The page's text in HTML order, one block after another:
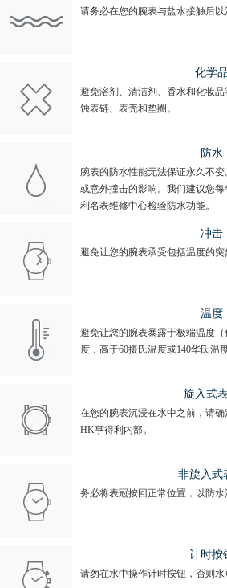
请务必在您的腕表与盐水接触后以
化学品
避免溶剂、清洁剂、香水和化妆
蚀表链、表壳和垫圈。
防水
腕表的防水性能无法保证永久不
或意外撞击的影响。我们建议您
利名表维修中心检验防水功能。
冲击
避免让您的腕表承受包括温度的突
温度
避免让您的腕表暴露于极端温度
度，高于60摄氏温度或140华氏温
旋入式
在您的腕表沉浸在水中之前，请
HK亨得利内部。
非旋入式
务必将表冠按回正常位置，以防
计时按
请勿在水中操作计时按钮，否则水